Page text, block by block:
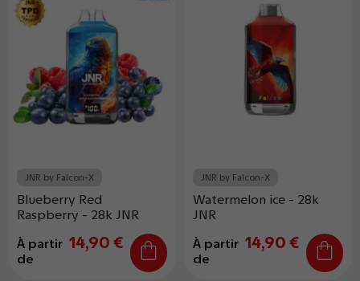
JNR by Falcon-X
Blueberry Red
Raspberry - 28k JNR
À partir
de
14,90 €
JNR by Falcon-X
Watermelon ice - 28k
JNR
À partir
de
14,90 €